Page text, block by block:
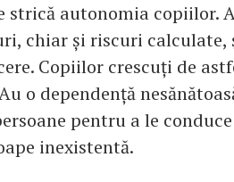
strică autonomia copiilor.
chiar și riscuri calculate,
Copiilor crescuți de
o dependență
pentru a le
inexistentă.